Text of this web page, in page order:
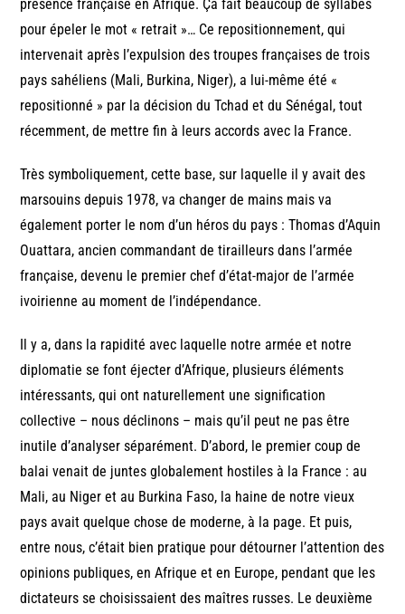
présence française en Afrique. Ça fait beaucoup de syllabes
pour épeler le mot « retrait »… Ce repositionnement, qui
intervenait après l’expulsion des troupes françaises de trois
pays sahéliens (Mali, Burkina, Niger), a lui-même été «
repositionné » par la décision du Tchad et du Sénégal, tout
récemment, de mettre fin à leurs accords avec la France.
Très symboliquement, cette base, sur laquelle il y avait des
marsouins depuis 1978, va changer de mains mais va
également porter le nom d’un héros du pays : Thomas d’Aquin
Ouattara, ancien commandant de tirailleurs dans l’armée
française, devenu le premier chef d’état-major de l’armée
ivoirienne au moment de l’indépendance.
Il y a, dans la rapidité avec laquelle notre armée et notre
diplomatie se font éjecter d’Afrique, plusieurs éléments
intéressants, qui ont naturellement une signification
collective – nous déclinons – mais qu’il peut ne pas être
inutile d’analyser séparément. D’abord, le premier coup de
balai venait de juntes globalement hostiles à la France : au
Mali, au Niger et au Burkina Faso, la haine de notre vieux
pays avait quelque chose de moderne, à la page. Et puis,
entre nous, c’était bien pratique pour détourner l’attention des
opinions publiques, en Afrique et en Europe, pendant que les
dictateurs se choisissaient des maîtres russes. Le deuxième